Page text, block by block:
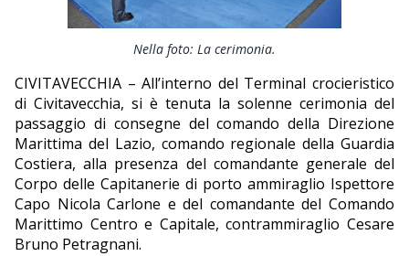
EDITORIALI
Nella foto: La cerimonia.
CIVITAVECCHIA – All’interno del Terminal crocieristico
di Civitavecchia, si è tenuta la solenne cerimonia del
passaggio di consegne del comando della Direzione
Marittima del Lazio, comando regionale della Guardia
Costiera, alla presenza del comandante generale del
Corpo delle Capitanerie di porto ammiraglio Ispettore
Capo Nicola Carlone e del comandante del Comando
Marittimo Centro e Capitale, contrammiraglio Cesare
Bruno Petragnani.